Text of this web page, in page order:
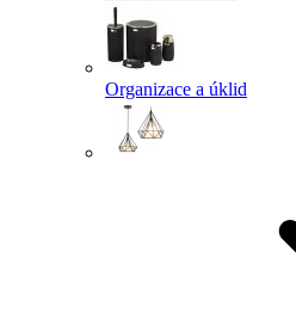
Organizace a úklid